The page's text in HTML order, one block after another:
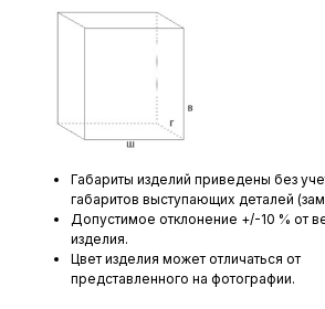
Габариты изделий приведены без
габаритов выступающих деталей
Допустимое отклонение +/-10 % от
изделия.
Цвет изделия может отличаться от
представленного на фотографии.